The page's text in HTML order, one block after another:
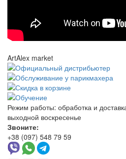
ArtAlex market
Режим работы: обработка и
выходной воскресенье
Звоните:
+38 (097) 548 79 59